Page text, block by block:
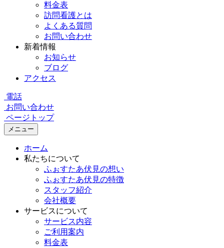
料金表
訪問看護とは
よくある質問
お問い合わせ
新着情報
お知らせ
ブログ
アクセス
電話
お問い合わせ
ページトップ
メニュー
ホーム
私たちについて
ふぉすたあ伏見の想い
ふぉすたあ伏見の特徴
スタッフ紹介
会社概要
サービスについて
サービス内容
ご利用案内
料金表